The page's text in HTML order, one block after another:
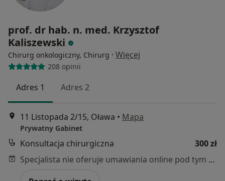
prof. dr hab. n. med. Krzysztof
Kaliszewski
Chirurg onkologiczny, Chirurg · Więcej
208 opinii
Adres 1 Adres 2
11 Listopada 2/15, Oława • Mapa
Prywatny Gabinet
Konsultacja chirurgiczna
300 zł
Specjalista nie oferuje umawiania online pod tym adresem.